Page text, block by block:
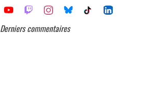
Derniers commentaires